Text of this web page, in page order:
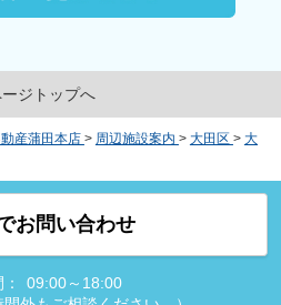
ジトップへ
産蒲田本店 > 周辺施設案内 > 大田区 > 大
お問い合わせ
09:00～18:00